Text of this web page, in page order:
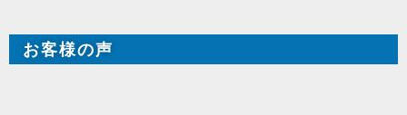
お客様の声